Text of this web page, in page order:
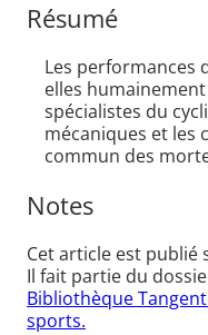
Résumé
Les performances
elles
spécialistes du
mécaniques et les
commun des
Notes
Cet article est publié
Il fait partie du
Bibliothèque
sports.